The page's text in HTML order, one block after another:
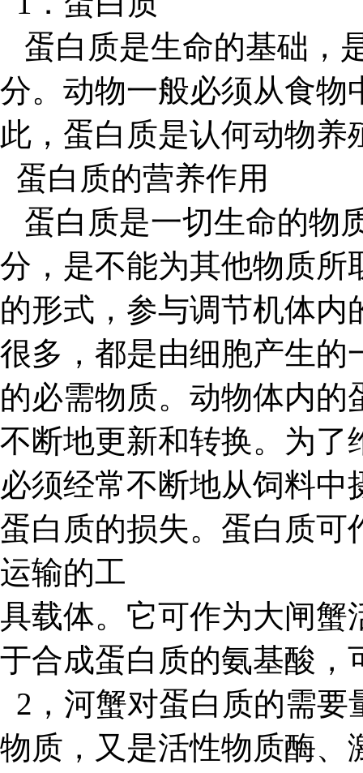
蛋白质是生命的基础，
分。动物一般必须从食物
此，蛋白质是认何动物
蛋白质的营养作用
蛋白质是一切生命的物
分，是不能为其他物质所
的形式，参与调节机体
很多，都是由细胞产生的
的必需物质。动物体内
不断地更新和转换。为了
必须经常不断地从饲料
蛋白质的损失。蛋白质可
运输的工
具载体。它可作为大闸蟹
于合成蛋白质的氨基酸，
2，河蟹对蛋白质的需
物质，又是活性物质酶、